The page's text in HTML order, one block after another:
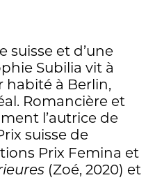
suisse et d’une
Subilia vit à
habité à Berlin,
Romancière et
l’autrice de
suisse de
Prix Femina et
(Zoé, 2020) et